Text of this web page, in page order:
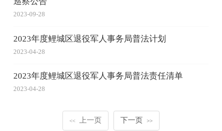
2023-09-28
2023年度鲤城区退役军人事务局普法计划
2023-04-28
2023年度鲤城区退役军人事务局普法责任清单
2023-04-28
<< 上一页 下一页 >>